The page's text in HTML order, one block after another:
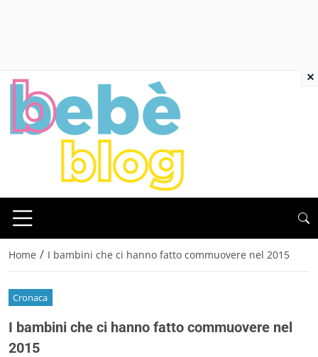
Home / I bambini che ci hanno fatto commuovere nel 2015
Cronaca
I bambini che ci hanno fatto commuovere nel
2015
×